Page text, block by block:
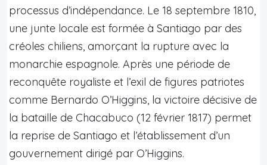
processus d’indépendance. Le 18 septembre 1810,
une junte locale est formée à Santiago par des
créoles chiliens, amorçant la rupture avec la
monarchie espagnole. Après une période de
reconquête royaliste et l’exil de figures patriotes
comme Bernardo O’Higgins, la victoire décisive de
la bataille de Chacabuco (12 février 1817) permet
la reprise de Santiago et l’établissement d’un
gouvernement dirigé par O’Higgins.